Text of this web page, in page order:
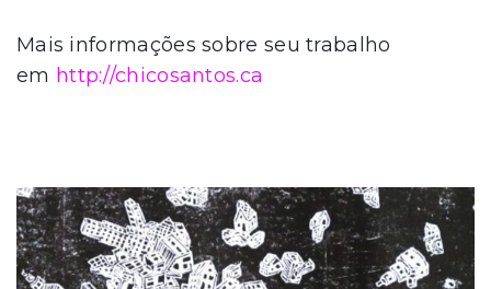
Mais informações sobre seu trabalho
em http://chicosantos.ca